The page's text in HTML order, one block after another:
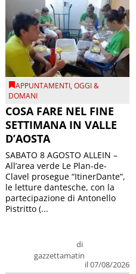
APPUNTAMENTI,OGGI &
DOMANI
COSA FARE NEL FINE
SETTIMANA IN VALLE
D’AOSTA
di
gazzettamatin
il 07/08/2026
SABATO 8 AGOSTO ALLEIN –
All’area verde Le Plan-de-
Clavel prosegue “ItinerDante”,
le letture dantesche, con la
partecipazione di Antonello
Pistritto (...